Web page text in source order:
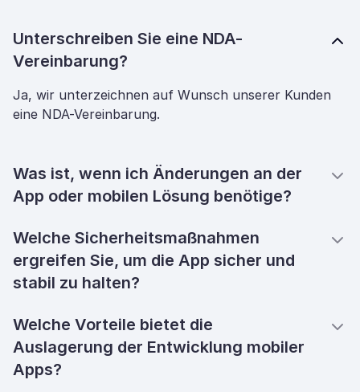
Unterschreiben Sie eine NDA-
Vereinbarung?
Ja, wir unterzeichnen auf Wunsch unserer Kunden
eine NDA-Vereinbarung.
Was ist, wenn ich Änderungen an der
App oder mobilen Lösung benötige?
Welche Sicherheitsmaßnahmen
ergreifen Sie, um die App sicher und
stabil zu halten?
Welche Vorteile bietet die
Auslagerung der Entwicklung mobiler
Apps?